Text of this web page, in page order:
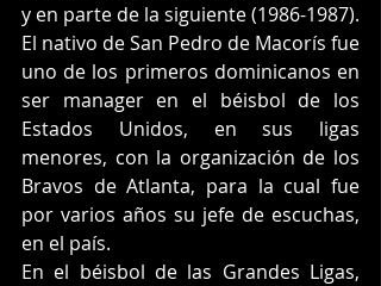
y en parte de la siguiente (1986-1987).
El nativo de San Pedro de Macorís fue
uno de los primeros dominicanos en
ser manager en el béisbol de los
Estados Unidos, en sus ligas
menores, con la organización de los
Bravos de Atlanta, para la cual fue
por varios años su jefe de escuchas,
en el país.
En el béisbol de las Grandes Ligas,